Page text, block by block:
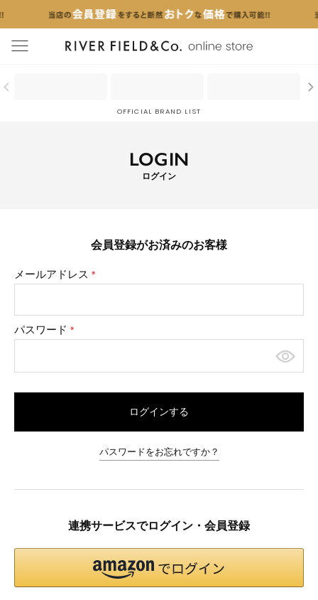
menu
OFFICIAL BRAND LIST
LOGIN
ログイン
会員登録がお済みのお客様
メールアドレス
(必
パスワード
(必
ログインする
パスワードをお忘れですか？
連携サービスでログイン・会員登録